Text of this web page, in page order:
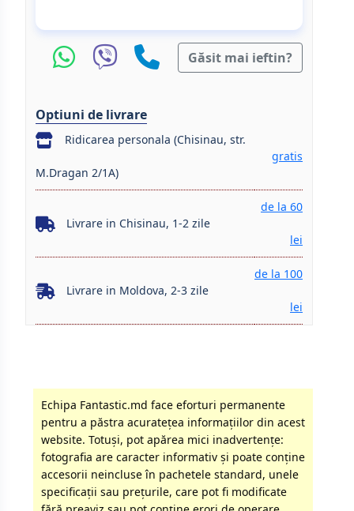
Găsit mai ieftin?
Optiuni de livrare
Ridicarea personala (Chisinau, str.
M.Dragan 2/1A)
gratis
Livrare in Chisinau, 1-2 zile
de la 60
lei
Livrare in Moldova, 2-3 zile
de la 100
lei
Echipa Fantastic.md face eforturi permanente
pentru a păstra acurateţea informaţiilor din acest
website. Totuși, pot apărea mici inadvertenţe:
fotografia are caracter informativ şi poate conţine
accesorii neincluse în pachetele standard, unele
specificaţii sau preţurile, care pot fi modificate